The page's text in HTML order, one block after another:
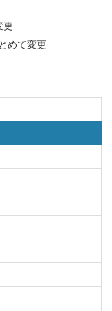
更
めて変更